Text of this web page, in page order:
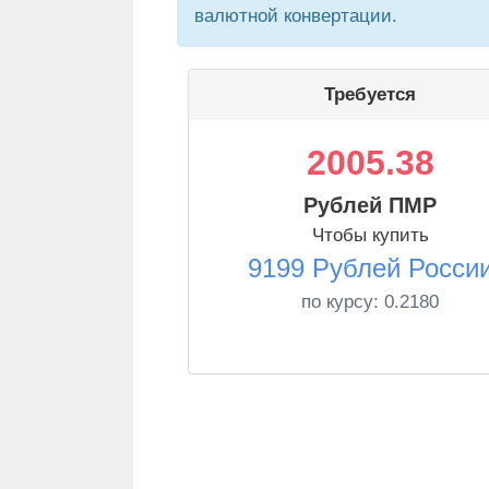
валютной конвертации.
Требуется
2005.38
Рублей ПМР
Чтобы купить
9199 Рублей
по курсу: 0.2180